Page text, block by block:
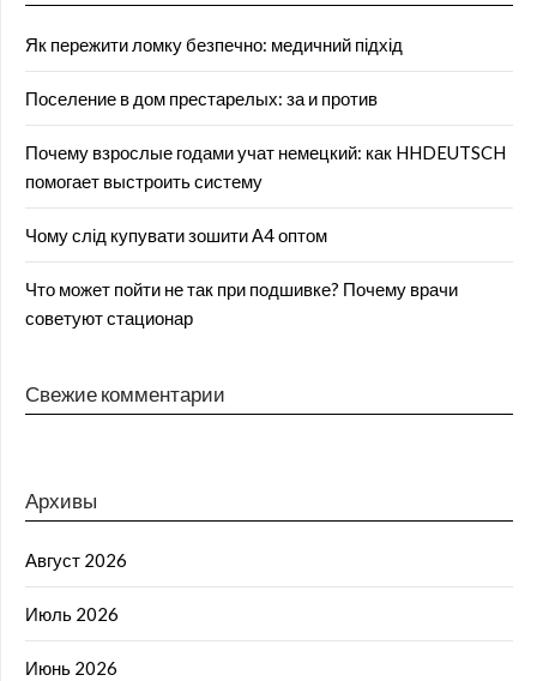
Як пережити ломку безпечно: медичний підхід
Поселение в дом престарелых: за и против
Почему взрослые годами учат немецкий: как HHDEUTSCH
помогает выстроить систему
Чому слід купувати зошити А4 оптом
Что может пойти не так при подшивке? Почему врачи
советуют стационар
Свежие комментарии
Архивы
Август 2026
Июль 2026
Июнь 2026